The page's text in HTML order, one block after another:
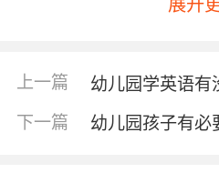
转换，本质上是对大脑
儿童，其前额叶皮层中负
织密度通常更高，意味着
紧密高效。 这种认知优势
身。双语儿童在需要抑
上一篇 幼儿园学英语有
下一篇 幼儿园孩子有必